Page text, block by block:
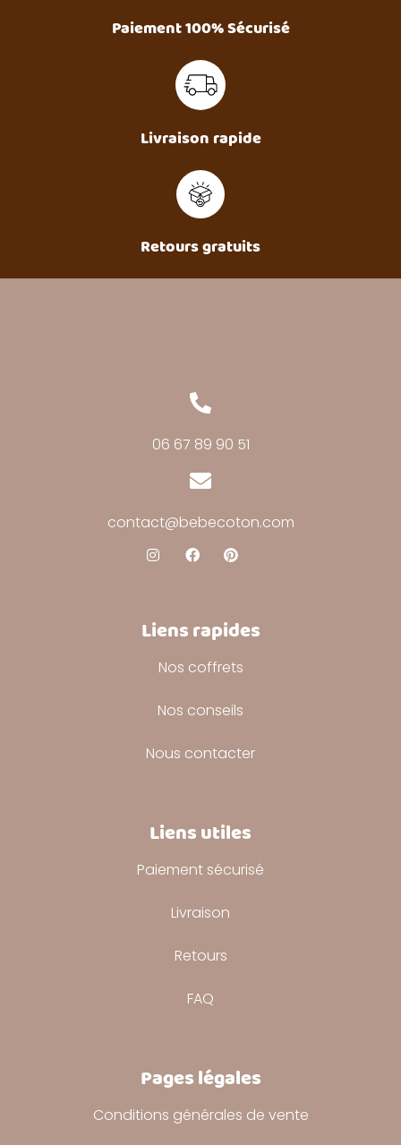
Paiement 100% Sécurisé
Livraison rapide
Retours gratuits
06 67 89 90 51
contact@bebecoton.com
Liens rapides
Nos coffrets
Nos conseils
Nous contacter
Liens utiles
Paiement sécurisé
Livraison
Retours
FAQ
Pages légales
Conditions générales de vente